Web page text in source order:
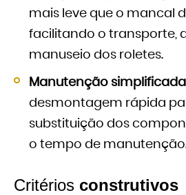
mais leve que o mancal
facilitando o transporte,
manuseio dos roletes.
Manutenção
desmontagem rápida
substituição dos
o tempo de
Critérios construtivos